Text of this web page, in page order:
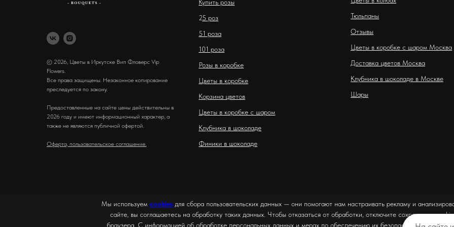
© 2026, Цветы в Иркутске Вип Фловерс Vip
Flowers.
Все права защищены. Незаконное копирование
преследуется по закону.
Предоставленные на сайте цены действительны в
2026 году и имеют информационный характер, а
также не являются публичной офертой.
Оферта, пользовательское соглашение.
Купить розы
25 роз
51 роза
101 роза
Розы в коробке
Цветы в коробке
Корзина цветов
Цветы в коробке с шаром
Клубника в шоколаде
Финики в шоколаде
Тюльпаны
Отзывы
Цветы в коробке с шаром Москва
Доставка цветов Москва
Клубника в шоколаде в Москве
Шары
Мы используем cookies для сбора пользовательских данных — они помогают нам настраивать рекламу и
сайте, вы соглашаетесь на обработку таких данных. Чтобы отказаться от обработки, отключите сохранение
браузера. С информацией об обработке персональных данных и мерах по обеспечению их безопасности можно